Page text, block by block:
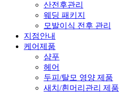
산전후관리
웨딩 패키지
모발이식 전후 관리
지점안내
케어제품
샴푸
헤어
두피/탈모 영양 제품
새치/흰머리관리 제품